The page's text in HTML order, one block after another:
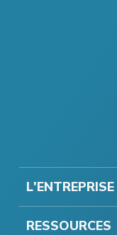
L'ENTREPRISE
RESSOURCES